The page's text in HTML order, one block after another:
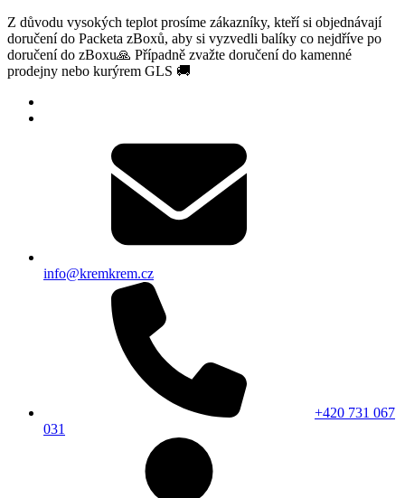
Z důvodu vysokých teplot prosíme zákazníky, kteří si objednávají
doručení do Packeta zBoxů, aby si vyzvedli balíky co nejdříve po
doručení do zBoxu🙏 Případně zvažte doručení do kamenné
prodejny nebo kurýrem GLS 🚚
info@kremkrem.cz
+420 731 067
031